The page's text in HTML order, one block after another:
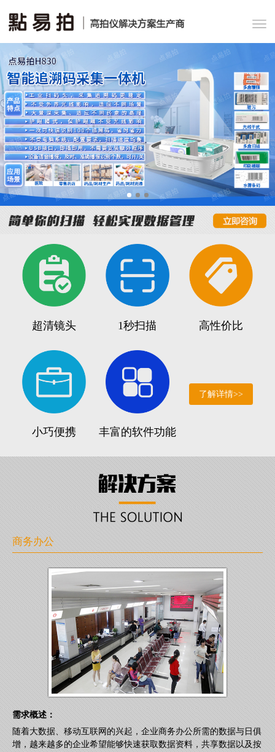
超清镜头 1秒扫描 高性价比
小巧便携 丰富的软件功能
了解详情>>
商务办公
需求概述：
随着大数据、移动互联网的兴起，企业商务办公所需的数据与日俱
增，越来越多的企业希望能够快速获取数据资料，共享数据以及按